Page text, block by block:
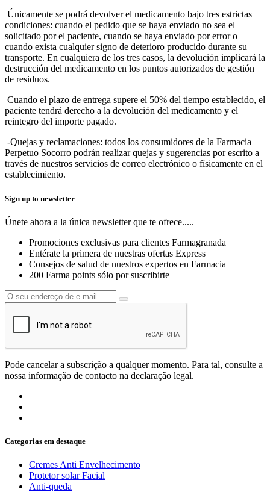
Únicamente se podrá devolver el medicamento bajo tres estrictas
condiciones: cuando el pedido que se haya enviado no sea el
solicitado por el paciente, cuando se haya enviado por error o
cuando exista cualquier signo de deterioro producido durante su
transporte. En cualquiera de los tres casos, la devolución implicará la
destrucción del medicamento en los puntos autorizados de gestión
de residuos.
Cuando el plazo de entrega supere el 50% del tiempo establecido, el
paciente tendrá derecho a la devolución del medicamento y el
reintegro del importe pagado.
-Quejas y reclamaciones: todos los consumidores de la Farmacia
Perpetuo Socorro podrán realizar quejas y sugerencias por escrito a
través de nuestros servicios de correo electrónico o físicamente en el
establecimiento.
Sign up to newsletter
Únete ahora a la única newsletter que te ofrece.....
Promociones exclusivas para clientes Farmagranada
Entérate la primera de nuestras ofertas Express
Consejos de salud de nuestros expertos en Farmacia
200 Farma points sólo por suscribirte
Pode cancelar a subscrição a qualquer momento. Para tal, consulte a
nossa informação de contacto na declaração legal.
Categorias em destaque
Cremes Anti Envelhecimento
Protetor solar Facial
Anti-queda